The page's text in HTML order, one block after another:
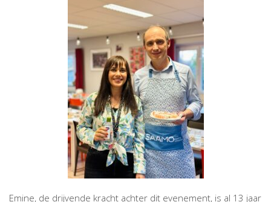
Emine, de drijvende kracht achter dit evenement, is al 13 jaar